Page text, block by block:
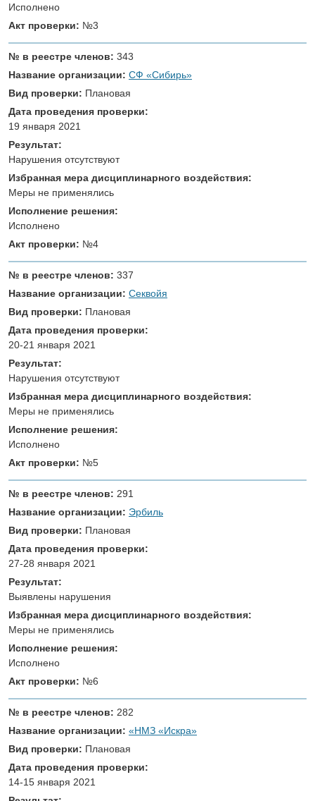
Исполнено
Акт проверки: №3
№ в реестре членов: 343
Название организации: СФ «Сибирь»
Вид проверки: Плановая
Дата проведения проверки:
19 января 2021
Результат:
Нарушения отсутствуют
Избранная мера дисциплинарного воздействия:
Меры не применялись
Исполнение решения:
Исполнено
Акт проверки: №4
№ в реестре членов: 337
Название организации: Секвойя
Вид проверки: Плановая
Дата проведения проверки:
20-21 января 2021
Результат:
Нарушения отсутствуют
Избранная мера дисциплинарного воздействия:
Меры не применялись
Исполнение решения:
Исполнено
Акт проверки: №5
№ в реестре членов: 291
Название организации: Эрбиль
Вид проверки: Плановая
Дата проведения проверки:
27-28 января 2021
Результат:
Выявлены нарушения
Избранная мера дисциплинарного воздействия:
Меры не применялись
Исполнение решения:
Исполнено
Акт проверки: №6
№ в реестре членов: 282
Название организации: «НМЗ «Искра»
Вид проверки: Плановая
Дата проведения проверки:
14-15 января 2021